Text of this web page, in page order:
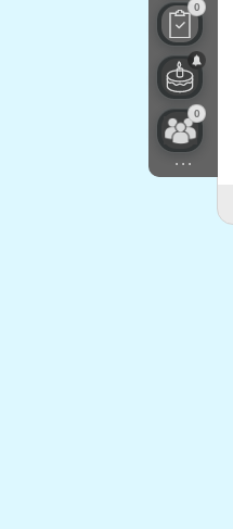
0
0
...